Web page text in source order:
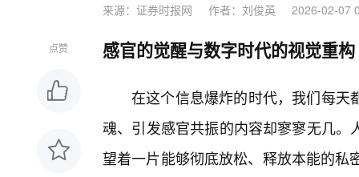
来源：证券时报网 作者：刘俊英 2026-02-07
点赞 感官的觉醒与数字时代的视觉重构
在这个信息爆炸的时代，我们每天
魂、引发感官共振的内容却寥寥无几
望着一片能够彻底放松、释放本能的